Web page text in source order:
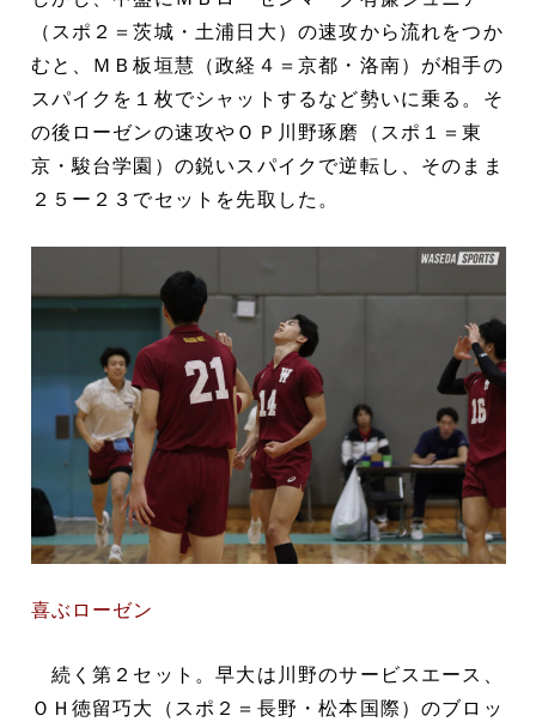
（スポ２＝茨城・土浦日大）の速攻から流れをつか
むと、ＭＢ板垣慧（政経４＝京都・洛南）が相手の
スパイクを１枚でシャットするなど勢いに乗る。そ
の後ローゼンの速攻やＯＰ川野琢磨（スポ１＝東
京・駿台学園）の鋭いスパイクで逆転し、そのまま
２５ー２３でセットを先取した。
喜ぶローゼン
続く第２セット。早大は川野のサービスエース、
ＯＨ徳留巧大（スポ２＝長野・松本国際）のブロッ